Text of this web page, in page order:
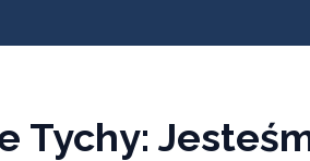
Tychy: